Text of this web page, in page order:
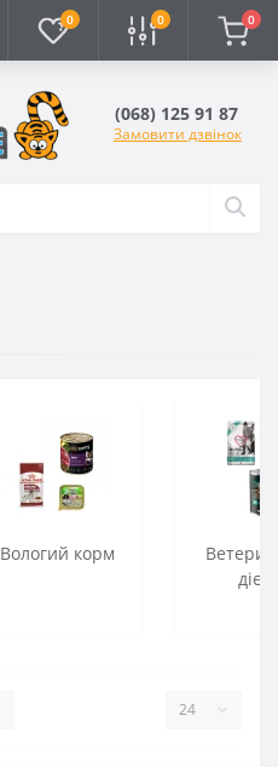
0 0 0
(068) 125 91 87
Замовити дзвінок
Вологий корм